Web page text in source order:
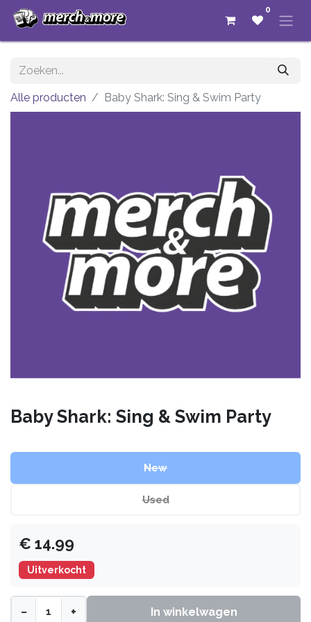
0
Alle producten Baby Shark: Sing & Swim Party
Baby Shark: Sing & Swim Party
New
Used
€ 14.99
Uitverkocht
− + In winkelwagen